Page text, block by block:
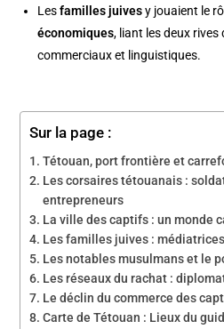
Lesfamilles juivesy jouaient le
économiques, liant les deux rives
commerciaux et linguistiques.
Sur la page :
Tétouan, port frontière et
Les corsaires tétouanais :
entrepreneurs
La ville des captifs : un monde
Les familles juives :
Les notables musulmans et le
Les réseaux du rachat :
Le déclin du commerce des
Carte de Tétouan : Lieux du